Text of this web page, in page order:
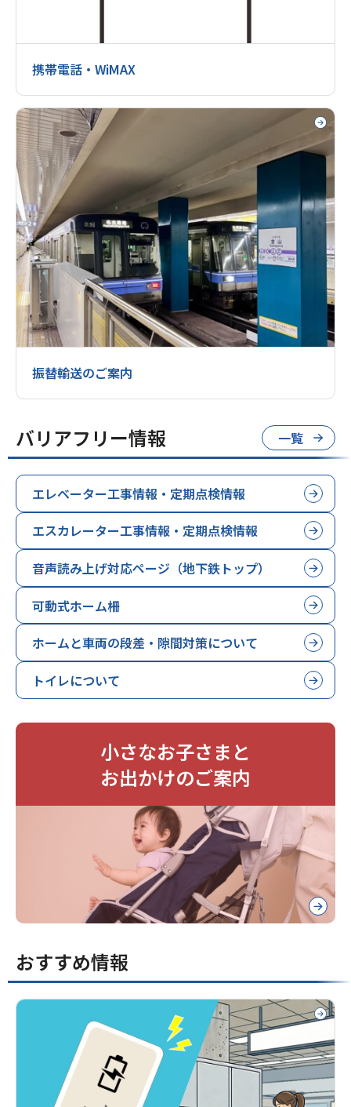
携帯電話・WiMAX
振替輸送のご案内
バリアフリー情報 一覧
エレベーター工事情報・定期点検情報
エスカレーター工事情報・定期点検情報
音声読み上げ対応ページ（地下鉄トップ）
可動式ホーム柵
ホームと車両の段差・隙間対策について
トイレについて
小さなお子さまと
お出かけのご案内
おすすめ情報